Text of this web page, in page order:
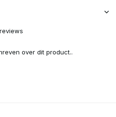
over dit product..